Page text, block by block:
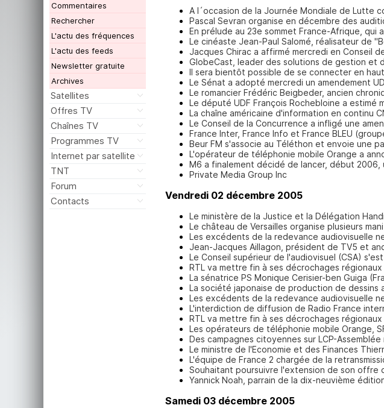
Commentaires
Rechercher
L'actu des fréquences
L'actu des feeds
Newsletter gratuite
Archives
Satellites
Offres TV
Chaînes TV
Programmes TV
Internet par satellite
TNT
Forum
Contacts
A l´occasion de la Journée Mondiale de Lutte
Pascal Sevran organise en décembre des
En prélude au 23e sommet France-Afrique, qui
Le cinéaste Jean-Paul Salomé, réalisateur de
Jacques Chirac a affirmé mercredi en Conseil
GlobeCast, leader des solutions de gestion et
Il sera bientôt possible de se connecter en
Le Sénat a adopté mercredi un amendement
Le romancier Frédéric Beigbeder, ancien
Le député UDF François Rochebloine a estimé
La chaîne américaine d'information en continu
Le Conseil de la Concurrence a infligé une
France Inter, France Info et France BLEU
Beur FM s'associe au Téléthon et envoie une
L'opérateur de téléphonie mobile Orange a
M6 a finalement décidé de lancer, début 2006,
Private Media Group Inc
Vendredi 02 décembre 2005
Le ministère de la Justice et la Délégation
Le château de Versailles organise plusieurs
Les excédents de la redevance audiovisuelle
Jean-Jacques Aillagon, président de TV5 et
Le Conseil supérieur de l'audiovisuel (CSA)
RTL va mettre fin à ses décrochages régionaux
La sénatrice PS Monique Cerisier-ben Guiga
La société japonaise de production de dessins
Les excédents de la redevance audiovisuelle
L'interdiction de diffusion de Radio France
RTL va mettre fin à ses décrochages régionaux
Les opérateurs de téléphonie mobile Orange,
Des campagnes citoyennes sur LCP-
Le ministre de l'Economie et des Finances
L'équipe de France 2 chargée de la
Souhaitant poursuivre l'extension de son offre
Yannick Noah, parrain de la dix-neuvième
Samedi 03 décembre 2005